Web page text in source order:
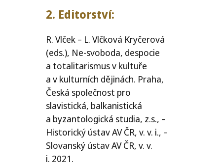
2. Editorství:
R. Vlček – L. Vlčková Kryčerová
(eds.), Ne-svoboda, despocie
a totalitarismus v kultuře
a v kulturních dějinách. Praha,
Česká společnost pro
slavistická, balkanistická
a byzantologická studia, z.s., –
Historický ústavAVČR, v. v. i., –
Slovanský ústavAVČR, v. v.
i. 2021.